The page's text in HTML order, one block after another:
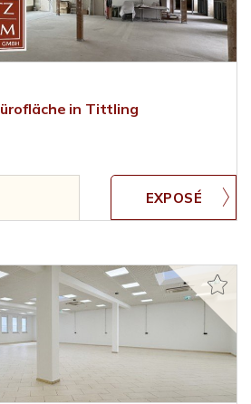
in Tittling